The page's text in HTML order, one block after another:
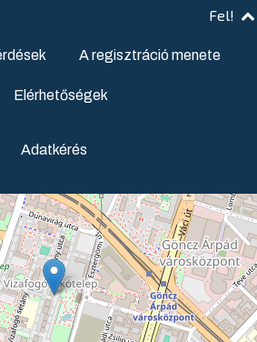
Fel!
A regisztráció menete
Elérhetőségek
Adatkérés